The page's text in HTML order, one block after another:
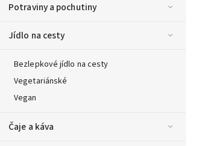
Potraviny a pochutiny
Jídlo na cesty
Bezlepkové jídlo na cesty
Vegetariánské
Vegan
Čaje a káva